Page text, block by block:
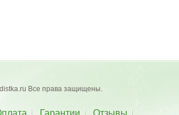
Все права защищены.
Гарантии Отзывы